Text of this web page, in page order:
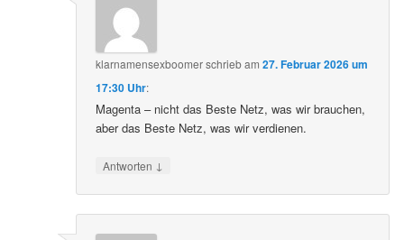
klarnamensexboomerschriebam27. Februar 2026 um
17:30 Uhr:
Magenta – nicht das Beste Netz, was wir brauchen,
aber das Beste Netz, was wir verdienen.
Antworten ↓